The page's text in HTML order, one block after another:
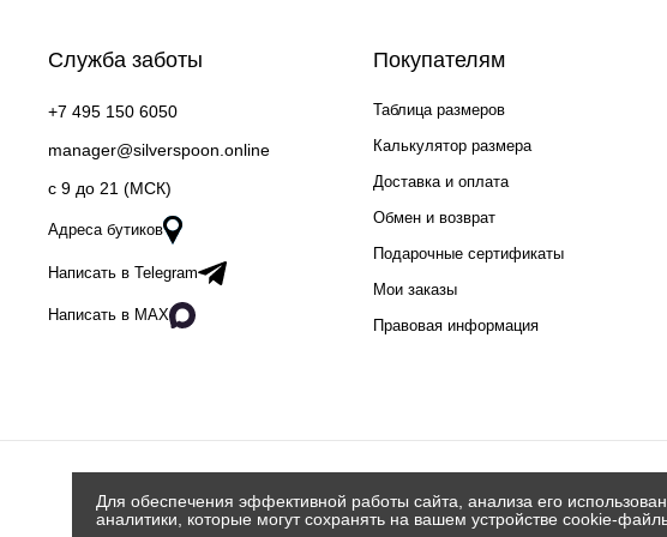
Служба заботы
+7 495 150 6050
manager@silverspoon.online
c 9 до 21 (МСК)
Адреса бутиков
Написать в Telegram
Написать в MAX
Покупателям
Таблица размеров
Калькулятор размера
Доставка и оплата
Обмен и возврат
Подарочные сертификаты
Мои заказы
Правовая информация
Для обеспечения эффективной работы сайта, анализа его
аналитики, которые могут сохранять на вашем устройстве cookie-